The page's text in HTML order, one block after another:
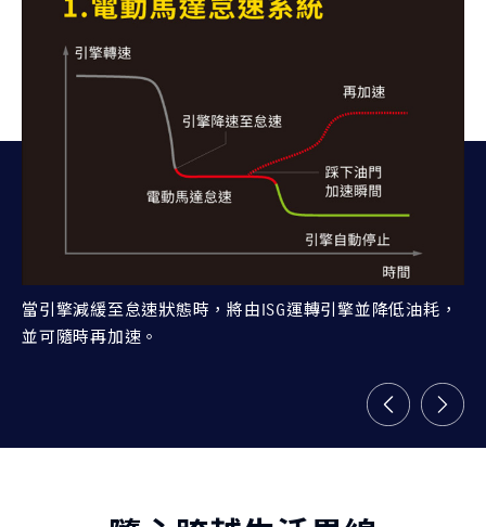
當引擎減緩至怠速狀態時，將由ISG運轉引擎並降低油耗，
並可隨時再加速。